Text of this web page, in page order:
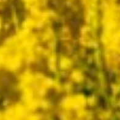
クールタオル